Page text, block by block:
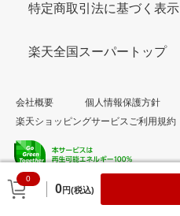
0
0円(税込)
特定商取引法に基づく表示
楽天全国スーパートップ
会社概要
個人情報保護方針
楽天ショッピングサービスご利用規約
© Rakuten Group, Inc.